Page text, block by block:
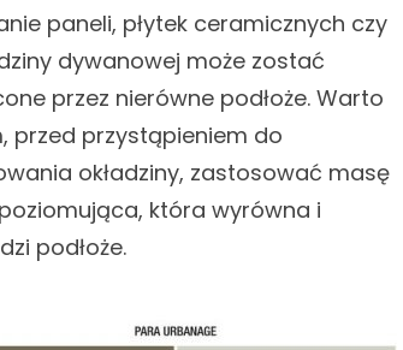
paneli, płytek ceramicznych czy
dywanowej może zostać
przez nierówne podłoże. Warto
przed przystąpieniem do
okładziny, zastosować masę
która wyrówna i
podłoże.